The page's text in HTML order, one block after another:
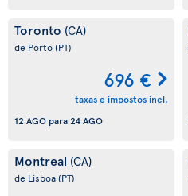
Toronto (CA)
de Porto(PT)
696 €
taxas e impostos incl.
12 AGO para24 AGO
Montreal (CA)
de Lisboa(PT)